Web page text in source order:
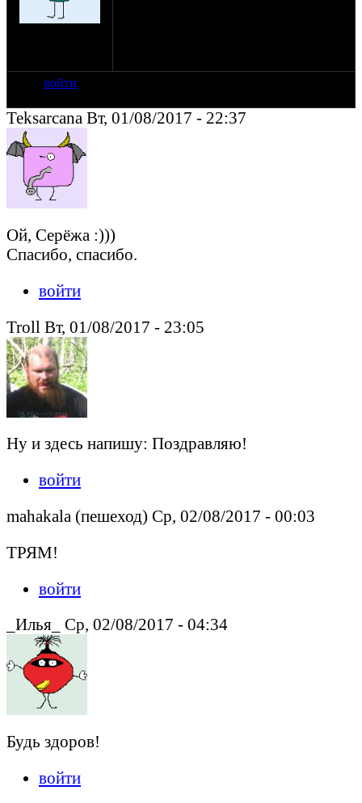
войти
Teksarcana Вт, 01/08/2017 - 22:37
Ой, Серёжа :)))
Спасибо, спасибо.
войти
Troll Вт, 01/08/2017 - 23:05
Ну и здесь напишу: Поздравляю!
войти
mahakala (пешеход) Ср, 02/08/2017 - 00:03
ТРЯМ!
войти
_Илья_ Ср, 02/08/2017 - 04:34
Будь здоров!
войти